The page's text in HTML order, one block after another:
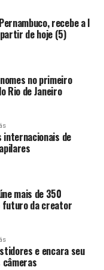
recebe a I
de hoje (5)
no primeiro
Rio de Janeiro
internacionais de
mais de 350
futuro da creator
e encara seu